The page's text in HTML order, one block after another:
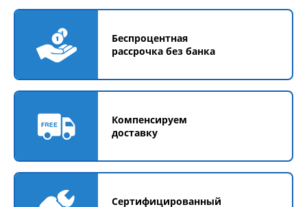
Беспроцентная
рассрочка без банка
Компенсируем
доставку
Сертифицированный